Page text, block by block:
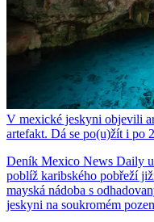
V mexické jeskyni objevili
artefakt. Dá se po(u)žít i po
Deník Mexico News Daily
poblíž karibského pobřeží
mayská nádoba s
jeskyni na soukromém